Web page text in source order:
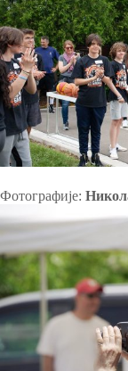
Фотографије: